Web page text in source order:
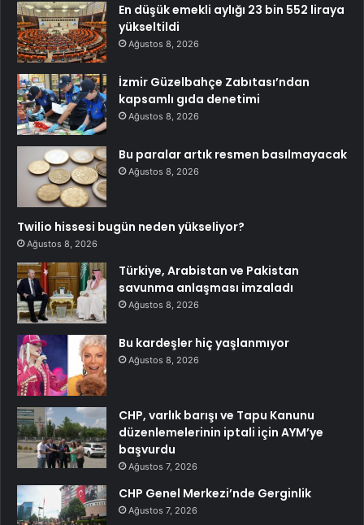
En düşük emekli aylığı 23 bin 552 liraya
yükseltildi
Ağustos 8, 2026
İzmir Güzelbahçe Zabıtası’ndan
kapsamlı gıda denetimi
Ağustos 8, 2026
Bu paralar artık resmen basılmayacak
Ağustos 8, 2026
Twilio hissesi bugün neden yükseliyor?
Ağustos 8, 2026
Türkiye, Arabistan ve Pakistan
savunma anlaşması imzaladı
Ağustos 8, 2026
Bu kardeşler hiç yaşlanmıyor
Ağustos 8, 2026
CHP, varlık barışı ve Tapu Kanunu
düzenlemelerinin iptali için AYM’ye
başvurdu
Ağustos 7, 2026
CHP Genel Merkezi’nde Gerginlik
Ağustos 7, 2026